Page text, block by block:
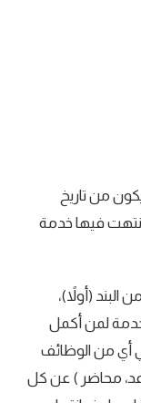
من تاريخ
فيها خدمة
الوزراء أقر تعديل الفقرة (1) من البند (أولاً)،
لمن أكمل
في أي من الوظائف
محاضر ) عن كل